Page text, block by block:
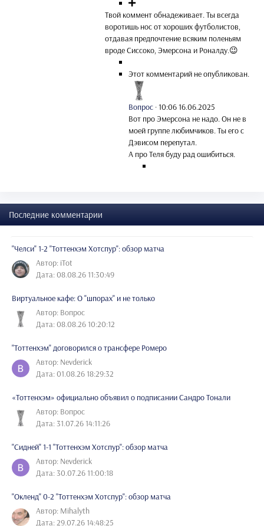
Твой коммент обнадеживает. Ты всегда
воротишь нос от хороших футболистов,
отдавая предпочтение всяким поленьям
вроде Сиссоко, Эмерсона и Роналду.😉
Этот комментарий не опубликован.
Вопрос ·10:06 16.06.2025
Вот про Эмерсона не надо. Он не в
моей группе любимчиков. Ты его с
Дэвисом перепутал.
А про Теля буду рад ошибиться.
Последние комментарии
"Челси" 1-2 "Тоттенхэм Хотспур": обзор матча
Автор: iTot
Дата: 08.08.26 11:30:49
Виртуальное кафе: О "шпорах" и не только
Автор: Вопрос
Дата: 08.08.26 10:20:12
"Тоттенхэм" договорился о трансфере Ромеро
Автор: Nevderick
Дата: 01.08.26 18:29:32
«Тоттенхэм» официально объявил о подписании Сандро Тонали
Автор: Вопрос
Дата: 31.07.26 14:11:26
"Сидней" 1-1 "Тоттенхэм Хотспур": обзор матча
Автор: Nevderick
Дата: 30.07.26 11:00:18
"Окленд" 0-2 "Тоттенхэм Хотспур": обзор матча
Автор: Mihalyth
Дата: 29.07.26 14:48:25